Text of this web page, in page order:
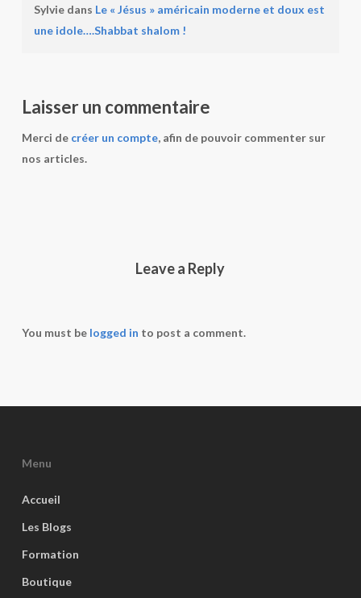
Sylviedans Le « Jésus » américain moderne et doux est
une idole….Shabbat shalom !
Laisser un commentaire
Merci de créer un compte, afin de pouvoir commenter sur
nos articles.
Leave a Reply
You must be logged in to post a comment.
Menu
Accueil
Les Blogs
Formation
Boutique